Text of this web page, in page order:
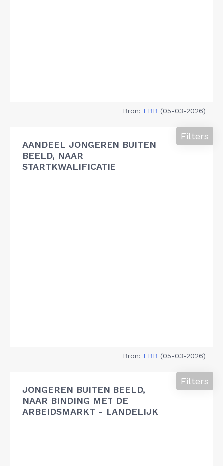
Bron: EBB (05-03-2026)
AANDEEL JONGEREN BUITEN
BEELD, NAAR
STARTKWALIFICATIE
Filters
Bron: EBB (05-03-2026)
JONGEREN BUITEN BEELD,
NAAR BINDING MET DE
ARBEIDSMARKT - LANDELIJK
Filters